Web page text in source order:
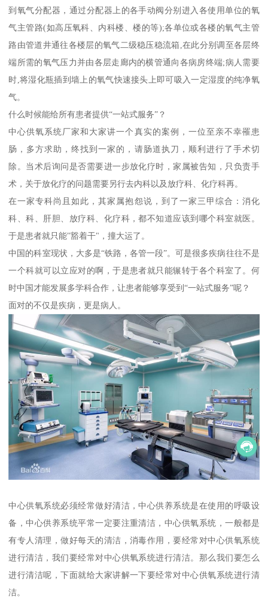
到氧气分配器，通过分配器上的各手动阀分别进入各使用单位的氧
气主管路(如高压氧科、内科楼、楼的等);各单位或各楼的氧气主管
路由管道井通往各楼层的氧气二级稳压稳流箱,在此分别调至各层终
端所需的氧气压力并由各层走廊内的横管通向各病房终端;病人需要
时,将湿化瓶插到墙上的氧气快速接头上即可吸入一定湿度的纯净氧
气。
什么时候能给所有患者提供“一站式服务”？
中心供氧系统厂家和大家讲一个真实的案例，一位至亲不幸罹患
肠，多方求助，终找到一家的，请肠道执刀，顺利进行了手术切
除。当术后询问是否需要进一步放化疗时，家属被告知，只负责手
术，关于放化疗的问题需要另行去内科以及放疗科、化疗科再。
在一家专科尚且如此，其家属抱怨说，到了一家三甲综合：消化
科、科、肝胆、放疗科、化疗科，都不知道应该到哪个科室就医。
于是患者就只能"豁着干"，撞大运了。
中国的科室现状，大多是“铁路，各管一段”。可是很多疾病往往不是
一个科就可以立应对的啊，于是患者就只能辗转于各个科室了。何
时中国才能发展多学科合作，让患者能够享受到“一站式服务”呢？
面对的不仅是疾病，更是病人。
中心供氧系统必须经常做好清洁，中心供养系统是在使用的呼吸设
备，中心供养系统平常一定要注重清洁，中心供氧系统，一般都是
有专人清理，做好每天的清洁，消毒作用，要经常对中心供氧系统
进行清洁，我们要经常对中心供氧系统进行清洁。那么我们要怎么
进行清洁呢，下面就给大家讲解一下要经常对中心供氧系统进行清
洁。